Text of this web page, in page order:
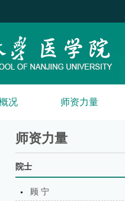
况 师资力量
师资力量
院士
顾 宁